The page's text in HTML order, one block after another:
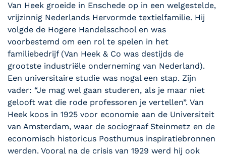
Van Heek groeide in Enschede op in een welgestelde,
vrijzinnig Nederlands Hervormde textielfamilie. Hij
volgde de Hogere Handelsschool en was
voorbestemd om een rol te spelen in het
familiebedrijf (Van Heek & Co was destijds de
grootste industriële onderneming van Nederland).
Een universitaire studie was nogal een stap. Zijn
vader: “Je mag wel gaan studeren, als je maar niet
gelooft wat die rode professoren je vertellen”. Van
Heek koos in 1925 voor economie aan de Universiteit
van Amsterdam, waar de sociograaf Steinmetz en de
economisch historicus Posthumus inspiratiebronnen
werden. Vooral na de crisis van 1929 werd hij ook